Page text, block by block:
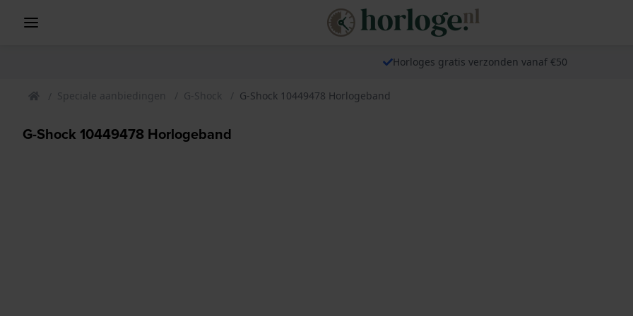
Horloges gratis verzonden vanaf €50
Speciale aanbiedingen G-Shock G-Shock 10449478 Horlogeband
G-Shock 10449478 Horlogeband